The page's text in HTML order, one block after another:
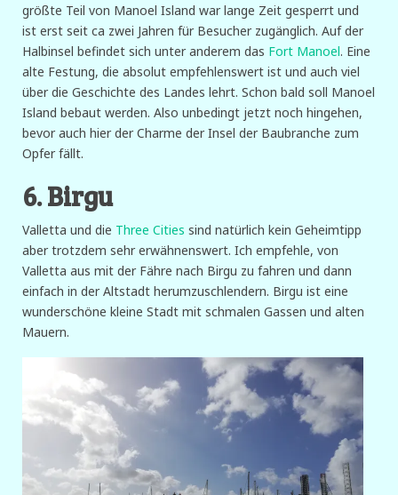
größte Teil von Manoel Island war lange Zeit gesperrt und
ist erst seit ca zwei Jahren für Besucher zugänglich. Auf der
Halbinsel befindet sich unter anderem das Fort Manoel. Eine
alte Festung, die absolut empfehlenswert ist und auch viel
über die Geschichte des Landes lehrt. Schon bald soll Manoel
Island bebaut werden. Also unbedingt jetzt noch hingehen,
bevor auch hier der Charme der Insel der Baubranche zum
Opfer fällt.
6. Birgu
Valletta und die Three Cities sind natürlich kein Geheimtipp
aber trotzdem sehr erwähnenswert. Ich empfehle, von
Valletta aus mit der Fähre nach Birgu zu fahren und dann
einfach in der Altstadt herumzuschlendern. Birgu ist eine
wunderschöne kleine Stadt mit schmalen Gassen und alten
Mauern.